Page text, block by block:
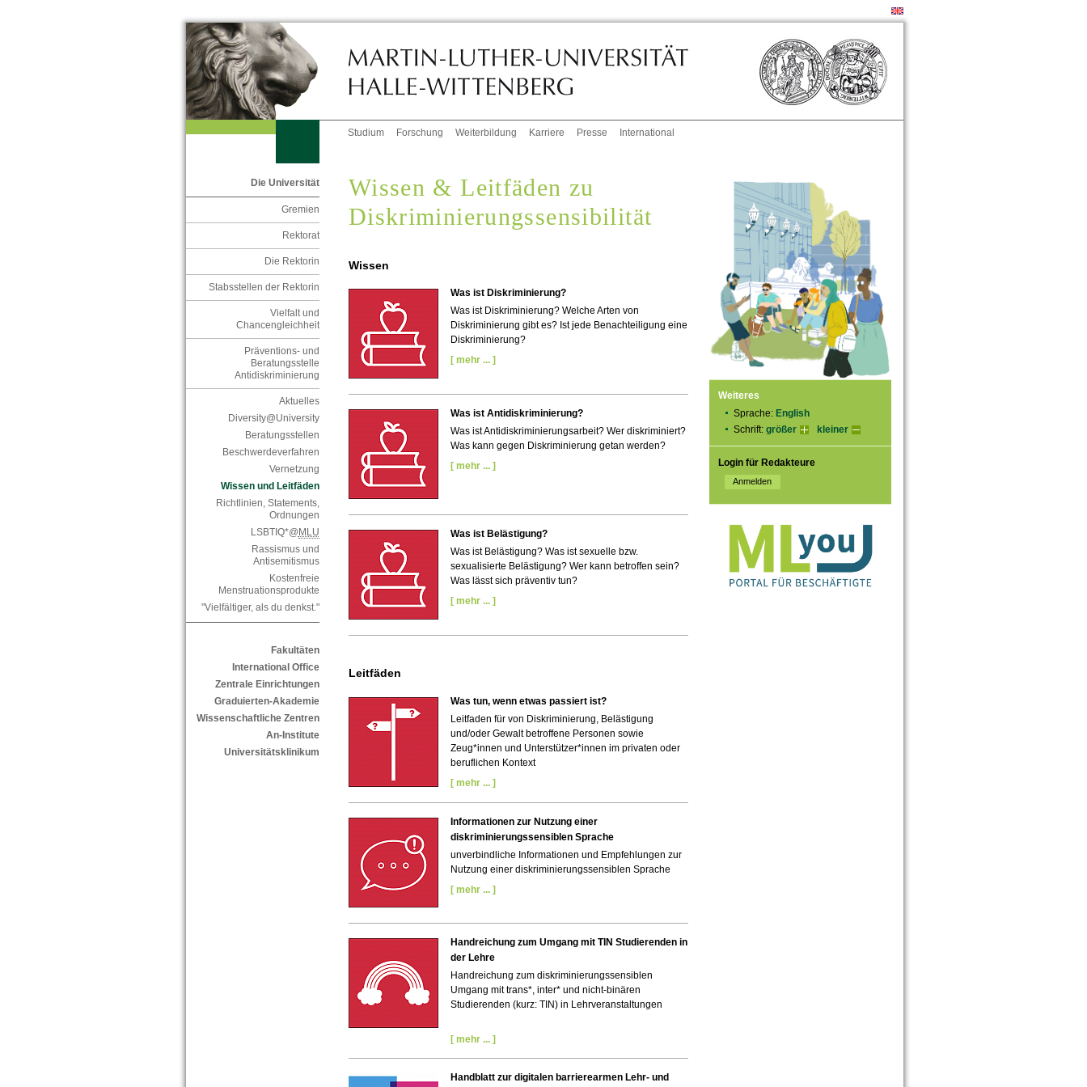
Studium Forschung Weiterbildung Karriere Presse International
Die Universität
Gremien
Rektorat
Die Rektorin
Stabsstellen der Rektorin
Vielfalt und
Chancengleichheit
Präventions- und
Beratungsstelle
Antidiskriminierung
Aktuelles
Diversity@University
Beratungsstellen
Beschwerdeverfahren
Vernetzung
Wissen und Leitfäden
Richtlinien, Statements,
Ordnungen
LSBTIQ*@ MLU
Rassismus und
Antisemitismus
Kostenfreie
Menstruationsprodukte
"Vielfältiger, als du denkst."
Fakultäten
International Office
Zentrale Einrichtungen
Graduierten-Akademie
Wissenschaftliche Zentren
An-Institute
Universitätsklinikum
Weiteres
Sprache: English
Schrift: größer kleiner
Login für Redakteure
Wissen & Leitfäden zu
Diskriminierungssensibilität
Wissen
Was ist Diskriminierung?
Was ist Diskriminierung? Welche Arten von
Diskriminierung gibt es? Ist jede Benachteiligung eine
Diskriminierung?
[ mehr ... ]
Was ist Antidiskriminierung?
Was ist Antidiskriminierungsarbeit? Wer diskriminiert?
Was kann gegen Diskriminierung getan werden?
[ mehr ... ]
Was ist Belästigung?
Was ist Belästigung? Was ist sexuelle bzw.
sexualisierte Belästigung? Wer kann betroffen sein?
Was lässt sich präventiv tun?
[ mehr ... ]
Leitfäden
Was tun, wenn etwas passiert ist?
Leitfaden für von Diskriminierung, Belästigung
und/oder Gewalt betroffene Personen sowie
Zeug*innen und Unterstützer*innen im privaten oder
beruflichen Kontext
[ mehr ... ]
Informationen zur Nutzung einer
diskriminierungssensiblen Sprache
unverbindliche Informationen und Empfehlungen zur
Nutzung einer diskriminierungssensiblen Sprache
[ mehr ... ]
Handreichung zum Umgang mit TIN Studierenden in
der Lehre
Handreichung zum diskriminierungssensiblen
Umgang mit trans*, inter* und nicht-binären
Studierenden (kurz: TIN) in Lehrveranstaltungen
[ mehr ... ]
Handblatt zur digitalen barrierearmen Lehr- und